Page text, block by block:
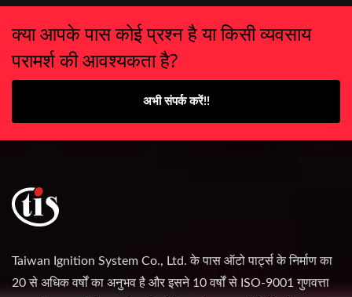
क्या आपके पास कोई प्रश्न है या किसी व्यवसाय
परामर्श की आवश्यकता है?
अभी संपर्क करें!!
Taiwan Ignition System Co., Ltd. के पास ऑटो पार्ट्स के निर्माण का
20 से अधिक वर्षों का अनुभव है और इसने 10 वर्षों से ISO-9001 गुणवत्ता